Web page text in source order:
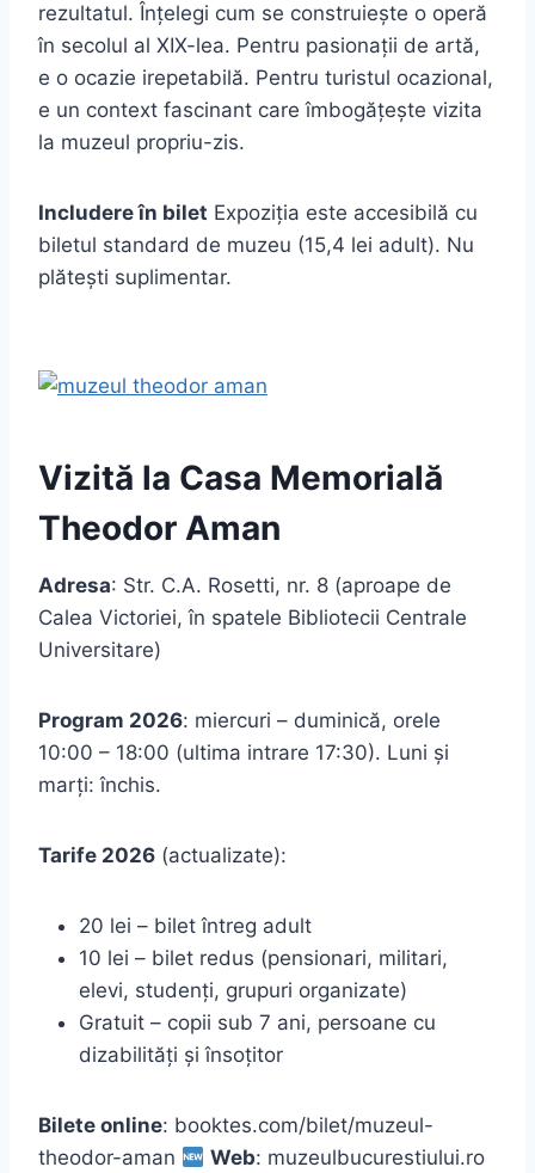
rezultatul. Înțelegi cum se construiește o operă
în secolul al XIX-lea. Pentru pasionații de artă,
e o ocazie irepetabilă. Pentru turistul ocazional,
e un context fascinant care îmbogățește vizita
la muzeul propriu-zis.
Includere în bilet Expoziția este accesibilă cu
biletul standard de muzeu (15,4 lei adult). Nu
plătești suplimentar.
Vizită la Casa Memorială
Theodor Aman
Adresa: Str. C.A. Rosetti, nr. 8 (aproape de
Calea Victoriei, în spatele Bibliotecii Centrale
Universitare)
Program 2026: miercuri – duminică, orele
10:00 – 18:00 (ultima intrare 17:30). Luni și
marți: închis.
Tarife 2026 (actualizate):
20 lei – bilet întreg adult
10 lei – bilet redus (pensionari, militari,
elevi, studenți, grupuri organizate)
Gratuit – copii sub 7 ani, persoane cu
dizabilități și însoțitor
Bilete online: booktes.com/bilet/muzeul-
theodor-aman
Web: muzeulbucurestiului.ro